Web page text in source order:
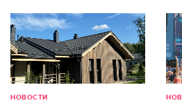
НОВОСТИ